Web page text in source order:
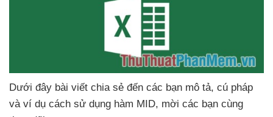
Dưới đây bài viết chia sẻ đến các bạn mô tả, cú pháp
và ví dụ cách sử dụng hàm MID, mời các bạn cùng